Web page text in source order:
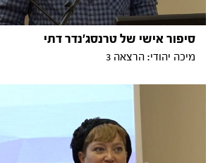
סיפור אישי של טרנסג'נדר דתי
מיכה יהודי: הרצאה 3